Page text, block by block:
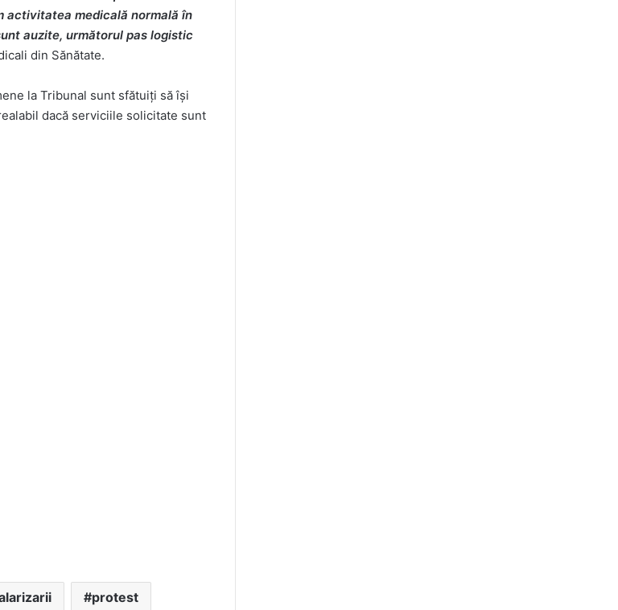
activitatea medicală normală în
auzite, următorul pas logistic
din Sănătate.
la Tribunal sunt sfătuiți să își
dacă serviciile solicitate sunt
protest